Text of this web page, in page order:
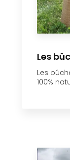
Les
Les
100%